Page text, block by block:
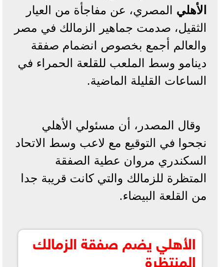
الأهلي المصري، عن مفاجأة من العيار
الثقيل، صدمت جماهير الزمالك في مصر
والعالم أجمع بخصوص انضمام صفقة
دينامو وسط الملعب للقلعة الحمراء في
الساعات القليلة الماضية.
وقال المصدر، أن مسئولي الأهلي
نجحوا في التوقيع مع لاعب وسط الاتحاد
السكندري مروان عطية الصفقة
المتظرة للزمالك والتي كانت قريبة جدا
من القلعة البيضاء.
الأهلي يضم صفقة الزمالك
المنتظرة